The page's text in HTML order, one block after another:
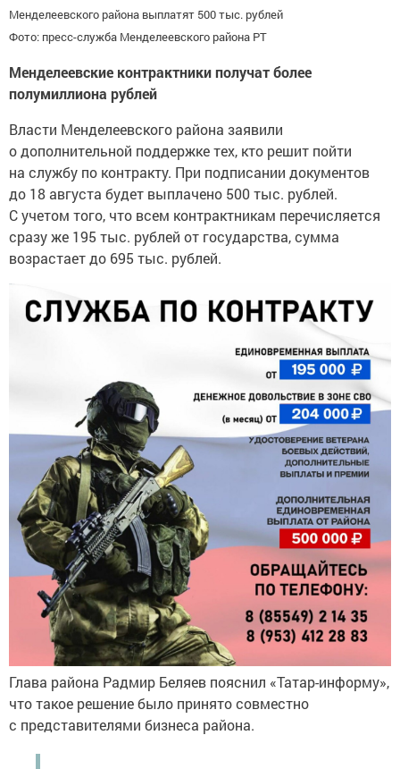
Менделеевского района выплатят 500 тыс. рублей
Фото: пресс-служба Менделеевского района РТ
Менделеевские контрактники получат более
полумиллиона рублей
Власти Менделеевского района заявили
о дополнительной поддержке тех, кто решит пойти
на службу по контракту. При подписании документов
до 18 августа будет выплачено 500 тыс. рублей.
С учетом того, что всем контрактникам перечисляется
сразу же 195 тыс. рублей от государства, сумма
возрастает до 695 тыс. рублей.
Глава района Радмир Беляев пояснил «Татар-информу»,
что такое решение было принято совместно
с представителями бизнеса района.